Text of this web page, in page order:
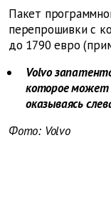
Пакет
перепрошивки с
до 1790 евро
Volvo
которое может
оказываясь
Фото: Volvo